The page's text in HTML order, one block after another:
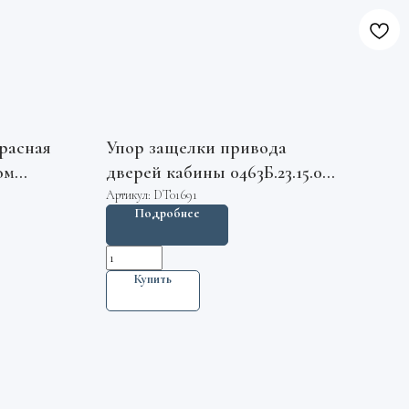
Упор защелки привода
дверей кабины 0463Б.23.15.006
МЛЗ
Артикул: DT01691
Подробнее
Купить